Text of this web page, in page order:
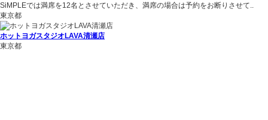
SiMPLEでは満席を12名とさせていただき、満席の場合は予約をお断りさせて..
東京都
ホットヨガスタジオLAVA清瀬店
東京都